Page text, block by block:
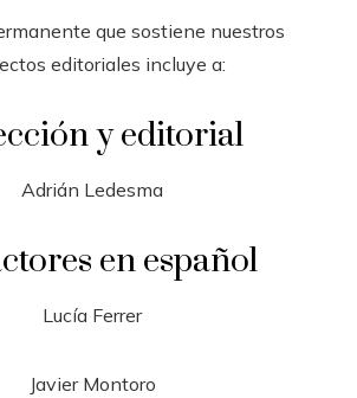
que sostiene nuestros
editoriales incluye a:
y editorial
Adrián Ledesma
en español
Lucía Ferrer
Javier Montoro